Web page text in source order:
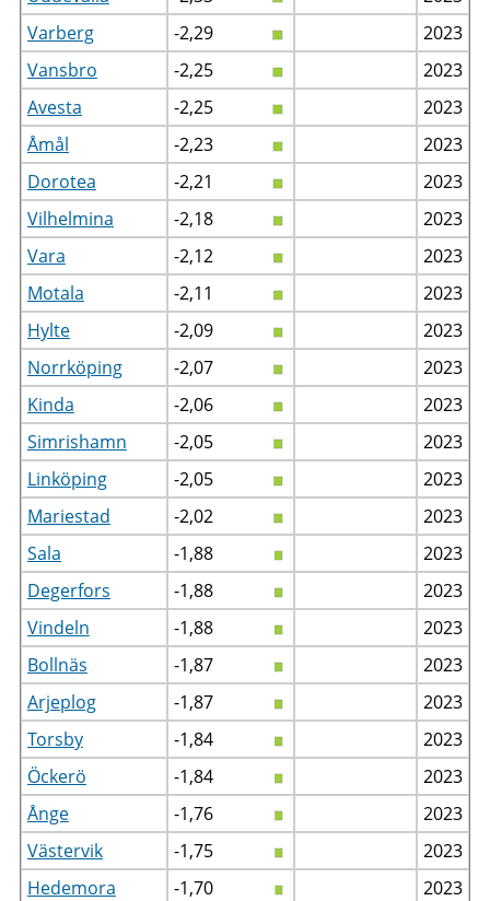
Varberg
-2,29
2023
Vansbro
-2,25
2023
Avesta
-2,25
2023
Åmål
-2,23
2023
Dorotea
-2,21
2023
Vilhelmina
-2,18
2023
Vara
-2,12
2023
Motala
-2,11
2023
Hylte
-2,09
2023
Norrköping
-2,07
2023
Kinda
-2,06
2023
Simrishamn
-2,05
2023
Linköping
-2,05
2023
Mariestad
-2,02
2023
Sala
-1,88
2023
Degerfors
-1,88
2023
Vindeln
-1,88
2023
Bollnäs
-1,87
2023
Arjeplog
-1,87
2023
Torsby
-1,84
2023
Öckerö
-1,84
2023
Ånge
-1,76
2023
Västervik
-1,75
2023
Hedemora
-1,70
2023